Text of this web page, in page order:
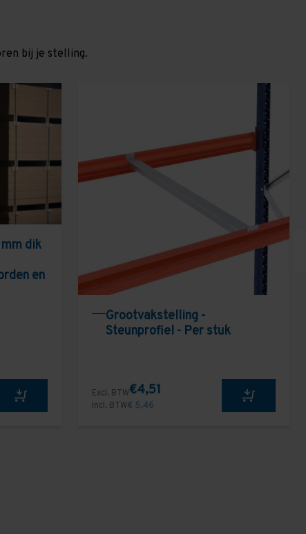
bij je stelling.
dik
en
Grootvakstelling -
Steunprofiel - Per stuk
Excl. BTW€4,51
Incl. BTW€ 5,46